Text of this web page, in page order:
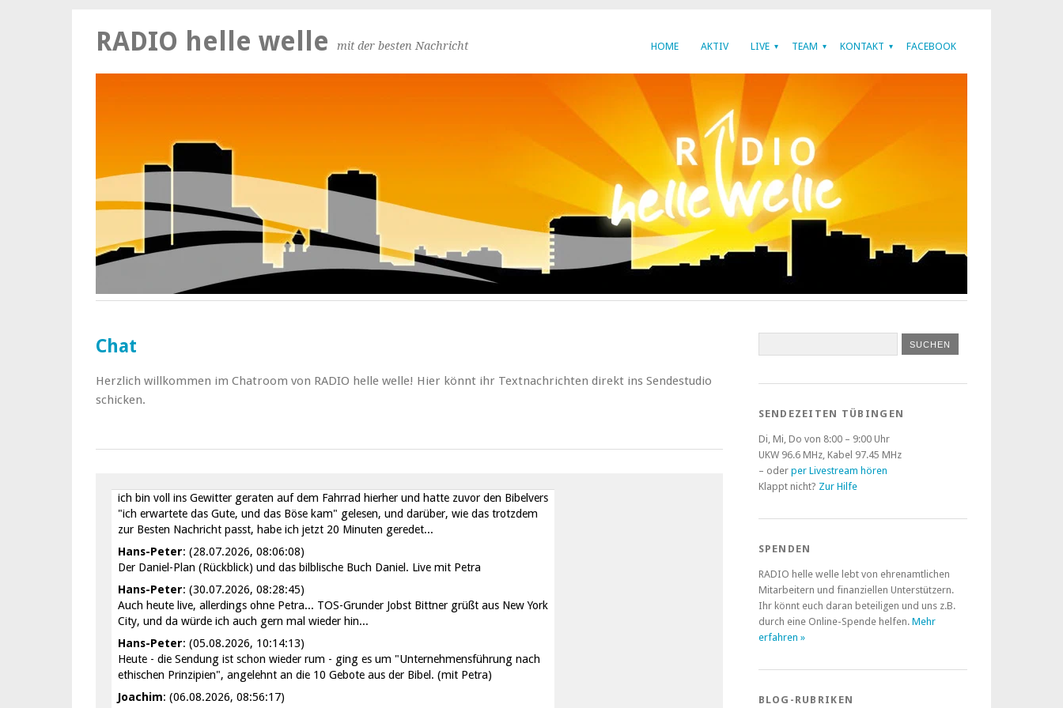
HOME AKTIV LIVE TEAM KONTAKT FACEBOOK
RADIO helle welle mit der besten Nachricht
Chat
Herzlich willkommen im Chatroom von RADIO helle welle! Hier könnt ihr Textnachrichten direkt ins Sendestudio
schicken.
Hans-Peter
: (25.06.2026, 08:56:34)
Heute mit Petra im Gespräch über Streit, Vergebung und die Frage, wo das Reich
Gottes ist...
Joachim
Vergebung war mein heutiges Thema
ich bin voll ins Gewitter geraten auf dem Fahrrad hierher und hatte zuvor den Bibelvers
"ich erwartete das Gute, und das Böse kam" gelesen, und darüber, wie das trotzdem
zur Besten Nachricht passt, habe ich jetzt 20 Minuten geredet...
Hans-Peter: (28.07.2026, 08:06:08)
Der Daniel-Plan (Rückblick) und das bilblische Buch Daniel. Live mit Petra
Hans-Peter: (30.07.2026, 08:28:45)
Auch heute live, allerdings ohne Petra... TOS-Grunder Jobst Bittner grüßt aus New York
City, und da würde ich auch gern mal wieder hin...
Hans-Peter: (05.08.2026, 10:14:13)
Heute - die Sendung ist schon wieder rum - ging es um "Unternehmensführung nach
ethischen Prinzipien", angelehnt an die 10 Gebote aus der Bibel. (mit Petra)
Joachim: (06.08.2026, 08:56:17)
SENDEZEITEN TÜBINGEN
Di, Mi, Do von 8:00 – 9:00 Uhr
UKW 96.6 MHz, Kabel 97.45 MHz
– oder per Livestream hören
Klappt nicht? Zur Hilfe
SPENDEN
RADIO helle welle lebt von ehrenamtlichen
Mitarbeitern und finanziellen Unterstützern.
Ihr könnt euch daran beteiligen und uns z.B.
durch eine Online-Spende helfen. Mehr
erfahren »
BLOG-RUBRIKEN